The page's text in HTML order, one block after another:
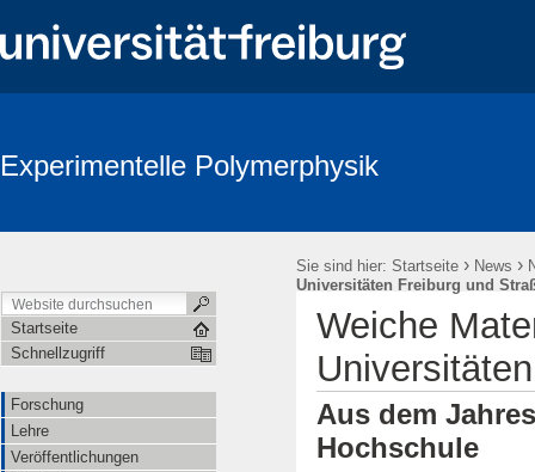
Experimentelle Polymerphysik
Sie sind hier: Startseite › News ›
Universitäten Freiburg und
Startseite
Schnellzugriff
Forschung
Lehre
Veröffentlichungen
Weiche
Aus dem
Hochschule